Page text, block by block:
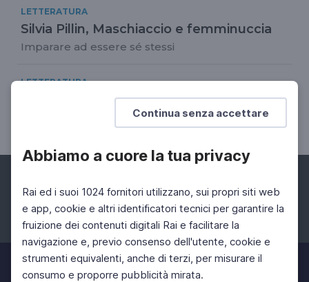
Continua senza accettare
Abbiamo a cuore la tua privacy
Rai ed i suoi 1024 fornitori utilizzano, sui propri siti web
e app, cookie e altri identificatori tecnici per garantire la
fruizione dei contenuti digitali Rai e facilitare la
navigazione e, previo consenso dell'utente, cookie e
strumenti equivalenti, anche di terzi, per misurare il
consumo e proporre pubblicità mirata.
LETTERATURA
Silvia Pillin, Maschiaccio e femminuccia
Imparare ad essere sé stessi
LETTERATURA
Campiello giovani 2020: i 5 finalisti
Venticinquesima edizione
Facebook Instagram Twitter